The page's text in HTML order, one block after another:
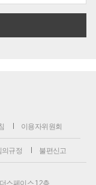
이용자위원회
의규정 불편신고